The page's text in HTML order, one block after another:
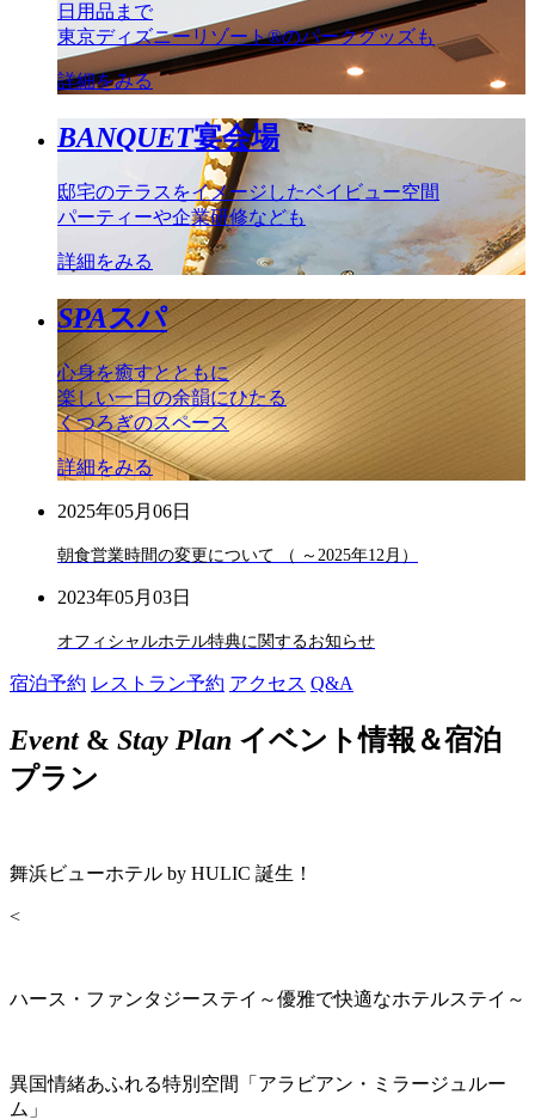
日用品まで
東京ディズニーリゾート®のパークグッズも
詳細をみる
BANQUET宴会場
邸宅のテラスをイメージしたベイビュー空間
パーティーや企業研修なども
詳細をみる
SPAスパ
心身を癒すとともに
楽しい一日の余韻にひたる
くつろぎのスペース
詳細をみる
2025年05月06日
朝食営業時間の変更について （ ～2025年12月）
2023年05月03日
オフィシャルホテル特典に関するお知らせ
宿泊予約 レストラン予約 アクセス Q&A
Event& Stay Plan イベント情報＆宿泊
プラン
舞浜ビューホテル by HULIC 誕生！
<
ハース・ファンタジーステイ～優雅で快適なホテルステイ～
異国情緒あふれる特別空間「アラビアン・ミラージュルー
ム」